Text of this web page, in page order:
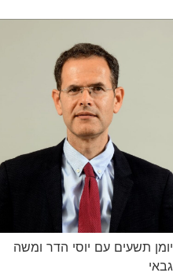
יומן תשעים עם יוסי הדר ומשה
גבאי